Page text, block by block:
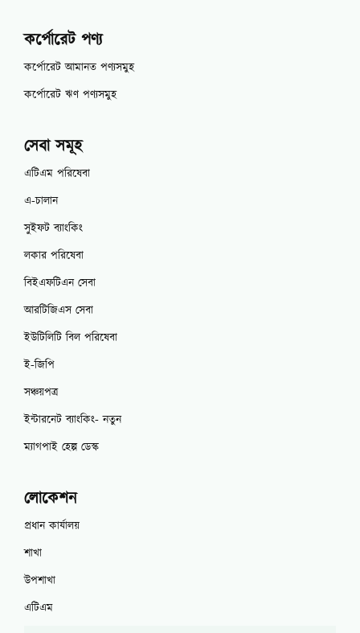
কর্পোরেট পণ্য
কর্পোরেট আমানত পণ্যসমুহ
কর্পোরেট ঋণ পণ্যসমুহ
সেবা সমূহ
এটিএম পরিষেবা
এ-চালান
সুইফট ব্যাংকিং
লকার পরিষেবা
বিইএফটিএন সেবা
আরটিজিএস সেবা
ইউটিলিটি বিল পরিষেবা
ই-জিপি
সঞ্চয়পত্র
ইন্টারনেট ব্যাংকিং- নতুন
ম্যাগপাই হেল্প ডেস্ক
লোকেশন
প্রধান কার্যালয়
শাখা
উপশাখা
এটিএম